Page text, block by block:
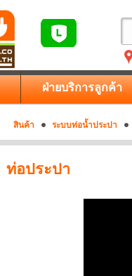
ฝ่ายบริการลูกค้า
สินค้า ระบบท่อน้ำประปา
ท่อประปา